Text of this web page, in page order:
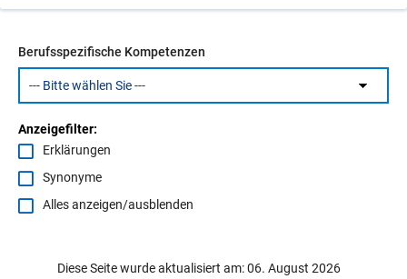
Berufsspezifische Kompetenzen
Anzeigefilter:
Erklärungen
Synonyme
Alles anzeigen/ausblenden
Diese Seite wurde aktualisiert am: 06. August 2026